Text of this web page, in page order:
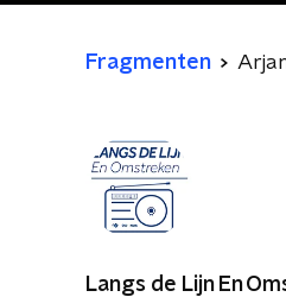
Fragmenten
Langs de Lijn En